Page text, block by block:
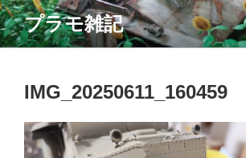
コ
ン
テ
プラモ雑記
IMG_20250611_160459